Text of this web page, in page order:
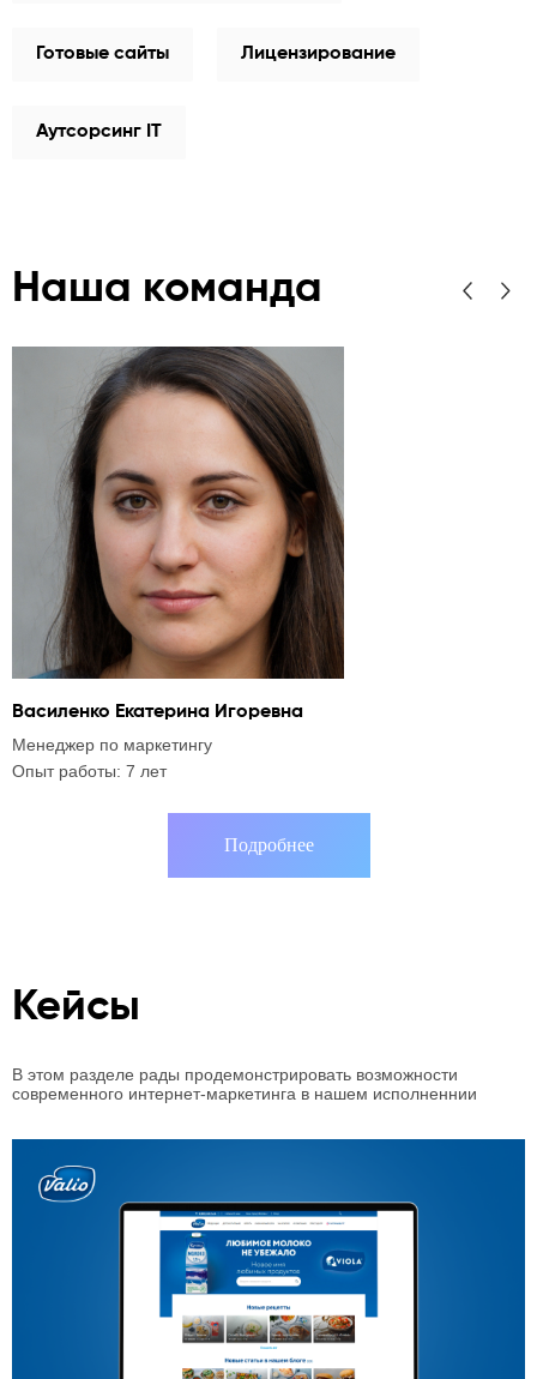
Готовые сайты Лицензирование
Аутсорсинг IT
Наша команда
Василенко Екатерина Игоревна
Менеджер по маркетингу
Опыт работы: 7 лет
Подробнее
Кейсы
В этом разделе рады продемонстрировать возможности
современного интернет-маркетинга в нашем исполненнии